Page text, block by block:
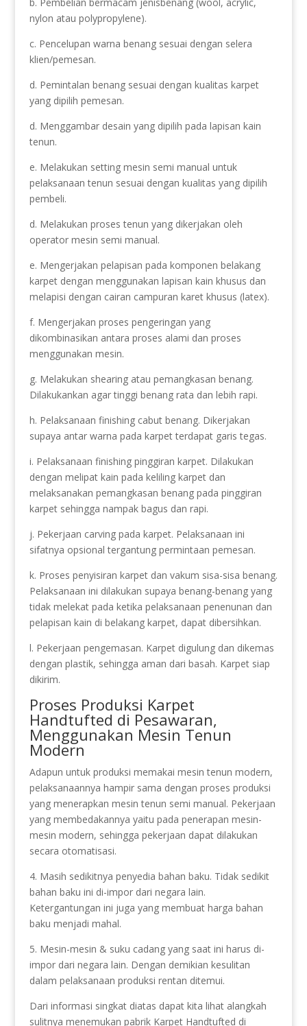
nylon atau polypropylene).
c. Pencelupan warna benang sesuai dengan selera
klien/pemesan.
d. Pemintalan benang sesuai dengan kualitas karpet
yang dipilih pemesan.
d. Menggambar desain yang dipilih pada lapisan kain
tenun.
e. Melakukan setting mesin semi manual untuk
pelaksanaan tenun sesuai dengan kualitas yang dipilih
pembeli.
d. Melakukan proses tenun yang dikerjakan oleh
operator mesin semi manual.
e. Mengerjakan pelapisan pada komponen belakang
karpet dengan menggunakan lapisan kain khusus dan
melapisi dengan cairan campuran karet khusus (latex).
f. Mengerjakan proses pengeringan yang
dikombinasikan antara proses alami dan proses
menggunakan mesin.
g. Melakukan shearing atau pemangkasan benang.
Dilakukankan agar tinggi benang rata dan lebih rapi.
h. Pelaksanaan finishing cabut benang. Dikerjakan
supaya antar warna pada karpet terdapat garis tegas.
i. Pelaksanaan finishing pinggiran karpet. Dilakukan
dengan melipat kain pada keliling karpet dan
melaksanakan pemangkasan benang pada pinggiran
karpet sehingga nampak bagus dan rapi.
j. Pekerjaan carving pada karpet. Pelaksanaan ini
sifatnya opsional tergantung permintaan pemesan.
k. Proses penyisiran karpet dan vakum sisa-sisa benang.
Pelaksanaan ini dilakukan supaya benang-benang yang
tidak melekat pada ketika pelaksanaan penenunan dan
pelapisan kain di belakang karpet, dapat dibersihkan.
l. Pekerjaan pengemasan. Karpet digulung dan dikemas
dengan plastik, sehingga aman dari basah. Karpet siap
dikirim.
Proses Produksi Karpet
Handtufted di Pesawaran,
Menggunakan Mesin Tenun
Modern
Adapun untuk produksi memakai mesin tenun modern,
pelaksanaannya hampir sama dengan proses produksi
yang menerapkan mesin tenun semi manual. Pekerjaan
yang membedakannya yaitu pada penerapan mesin-
mesin modern, sehingga pekerjaan dapat dilakukan
secara otomatisasi.
4. Masih sedikitnya penyedia bahan baku. Tidak sedikit
bahan baku ini di-impor dari negara lain.
Ketergantungan ini juga yang membuat harga bahan
baku menjadi mahal.
5. Mesin-mesin & suku cadang yang saat ini harus di-
impor dari negara lain. Dengan demikian kesulitan
dalam pelaksanaan produksi rentan ditemui.
Dari informasi singkat diatas dapat kita lihat alangkah
sulitnya menemukan pabrik Karpet Handtufted di